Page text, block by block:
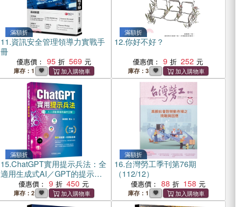
滿額折
11.資訊安全管理領導力實戰手
冊
優惠價： 95 569
庫存：1
滿額折
12.你好不好？
優惠價： 9 252
庫存：3
滿額折
15.ChatGPT實用提示兵法：全
適用生成式AI／GPT的提示設
優惠價： 9 450
庫存：2
滿額折
16.台灣勞工季刊第76期
（112/12）
優惠價： 88 158
庫存：1